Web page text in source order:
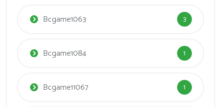
Bcgame1063 3
Bcgame1084 1
Bcgame11067 1